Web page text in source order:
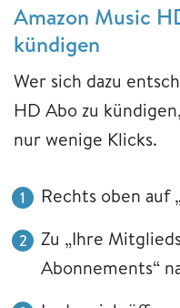
Amazon Music
kündigen
Wer sich dazu
HD Abo zu
nur wenige Klicks.
Rechts oben auf
Zu „Ihre
Abonnements“